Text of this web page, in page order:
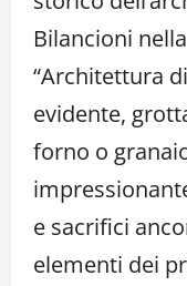
Bilancioni
“Architettura
evidente,
forno o
e sacrifici
elementi dei